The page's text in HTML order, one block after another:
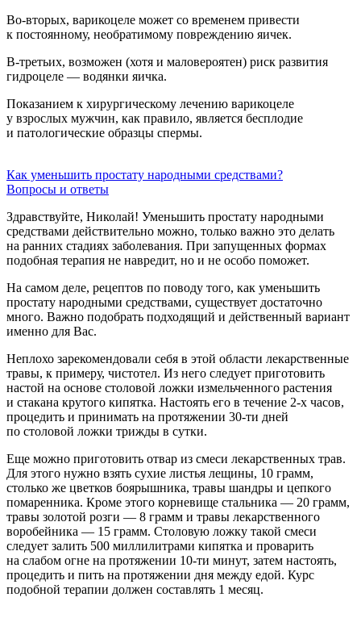
Во-вторых, варикоцеле может со временем привести
к постоянному, необратимому повреждению яичек.
В-третьих, возможен (хотя и маловероятен) риск развития
гидроцеле — водянки яичка.
Показанием к хирургическому лечению варикоцеле
у взрослых мужчин, как правило, является бесплодие
и патологические образцы спермы.
Как уменьшить простату народными средствами?
Вопросы и ответы
Здравствуйте, Николай! Уменьшить простату народными
средствами действительно можно, только важно это делать
на ранних стадиях заболевания. При запущенных формах
подобная терапия не навредит, но и не особо поможет.
На самом деле, рецептов по поводу того, как уменьшить
простату народными средствами, существует достаточно
много. Важно подобрать подходящий и действенный вариант
именно для Вас.
Неплохо зарекомендовали себя в этой области лекарственные
травы, к примеру, чистотел. Из него следует приготовить
настой на основе столовой ложки измельченного растения
и стакана крутого кипятка. Настоять его в течение 2-х часов,
процедить и принимать на протяжении 30-ти дней
по столовой ложки трижды в сутки.
Еще можно приготовить отвар из смеси лекарственных трав.
Для этого нужно взять сухие листья лещины, 10 грамм,
столько же цветков боярышника, травы шандры и цепкого
помаренника. Кроме этого корневище стальника — 20 грамм,
травы золотой розги — 8 грамм и травы лекарственного
воробейника — 15 грамм. Столовую ложку такой смеси
следует залить 500 миллилитрами кипятка и проварить
на слабом огне на протяжении 10-ти минут, затем настоять,
процедить и пить на протяжении дня между едой. Курс
подобной терапии должен составлять 1 месяц.